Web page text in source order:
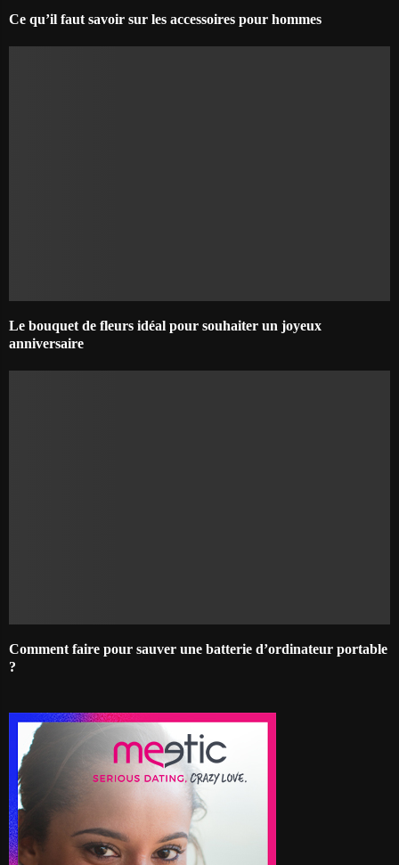
Ce qu’il faut savoir sur les accessoires pour hommes
Le bouquet de fleurs idéal pour souhaiter un joyeux
anniversaire
Comment faire pour sauver une batterie d’ordinateur portable
?